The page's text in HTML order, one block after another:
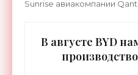
Sunrise авиакомпании
В августе BYD